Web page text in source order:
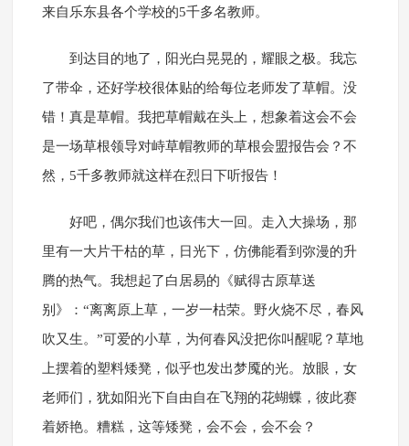
来自乐东县各个学校的5千多名教师。
到达目的地了，阳光白晃晃的，耀眼之极。我忘
了带伞，还好学校很体贴的给每位老师发了草帽。没
错！真是草帽。我把草帽戴在头上，想象着这会不会
是一场草根领导对峙草帽教师的草根会盟报告会？不
然，5千多教师就这样在烈日下听报告！
好吧，偶尔我们也该伟大一回。走入大操场，那
里有一大片干枯的草，日光下，仿佛能看到弥漫的升
腾的热气。我想起了白居易的《赋得古原草送
别》：“离离原上草，一岁一枯荣。野火烧不尽，春风
吹又生。”可爱的小草，为何春风没把你叫醒呢？草地
上摆着的塑料矮凳，似乎也发出梦魇的光。放眼，女
老师们，犹如阳光下自由自在飞翔的花蝴蝶，彼此赛
着娇艳。糟糕，这等矮凳，会不会，会不会？